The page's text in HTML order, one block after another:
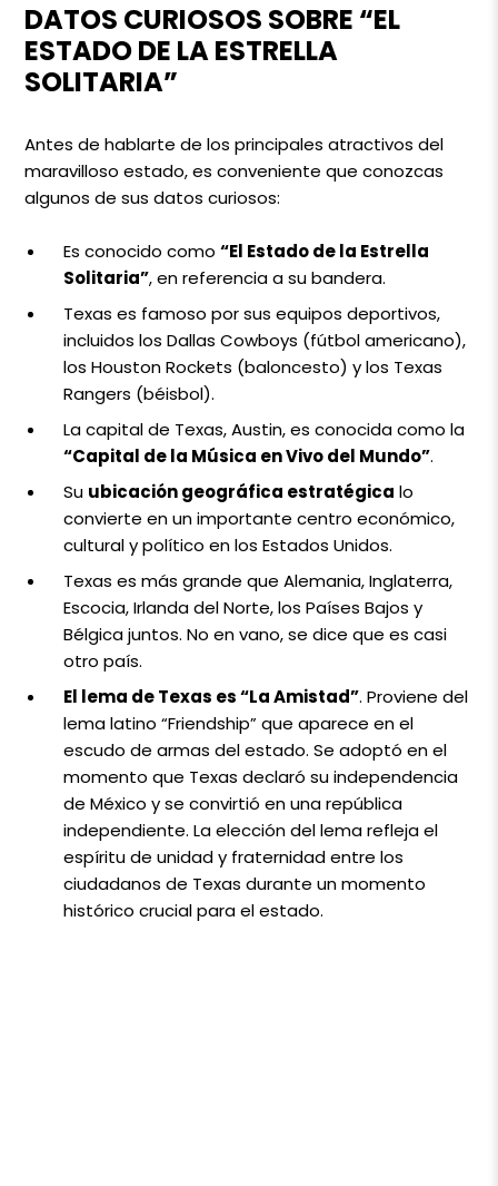
DATOS CURIOSOS SOBRE “EL
ESTADO DE LA ESTRELLA
SOLITARIA”
Antes de hablarte de los principales atractivos del
maravilloso estado, es conveniente que conozcas
algunos de sus datos curiosos:
Es conocido como“El Estado de la Estrella
Solitaria”, en referencia a su bandera.
Texas es famoso por sus equipos deportivos,
incluidos los Dallas Cowboys (fútbol americano),
los Houston Rockets (baloncesto) y los Texas
Rangers (béisbol).
La capital de Texas, Austin, es conocida como la
“Capital de la Música en Vivo del Mundo”.
Su ubicación geográfica estratégica lo
convierte en un importante centro económico,
cultural y político en los Estados Unidos.
Texas es más grande que Alemania, Inglaterra,
Escocia, Irlanda del Norte, los Países Bajos y
Bélgica juntos. No en vano, se dice que es casi
otro país.
El lema de Texas es “La Amistad”. Proviene del
lema latino “Friendship” que aparece en el
escudo de armas del estado. Se adoptó en el
momento que Texas declaró su independencia
de México y se convirtió en una república
independiente. La elección del lema refleja el
espíritu de unidad y fraternidad entre los
ciudadanos de Texas durante un momento
histórico crucial para el estado.